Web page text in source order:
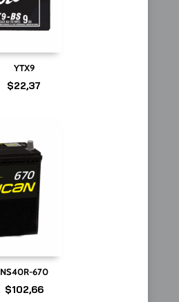
YTX9
$22,37
NS40R-670
$102,66